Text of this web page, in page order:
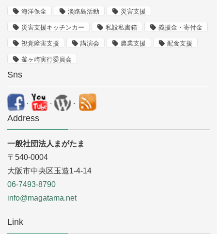
海洋保全 淡路島活動 災害支援
災害支援キッチンカー 私設私書箱 義援金・寄付金
視覚障害支援 講演会 農業支援 配食支援
釜ヶ崎実行委員会
Sns
. . .
Address
一般社団法人まがたま
〒540-0004
大阪市中央区玉造1-4-14
06-7493-8790
info@magatama.net
Link